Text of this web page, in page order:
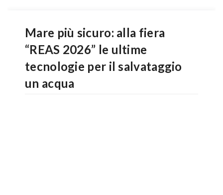
Mare più sicuro: alla fiera
“REAS 2026” le ultime
tecnologie per il salvataggio
un acqua